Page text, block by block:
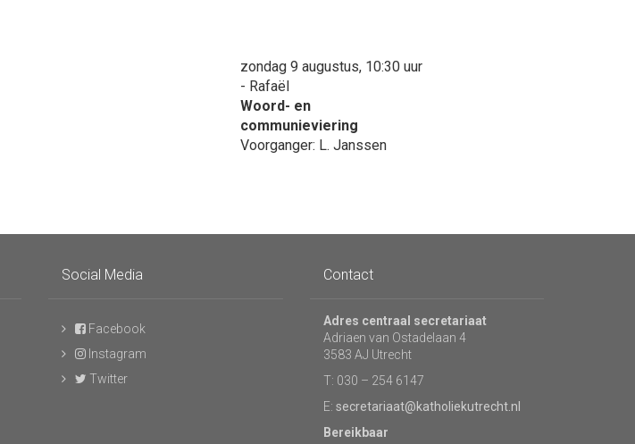
zondag 9 augustus, 10:30 uur
- Rafaël
Woord- en
communieviering
Voorganger: L. Janssen
Social Media
Facebook
Instagram
Twitter
Contact
Adres centraal secretariaat
Adriaen van Ostadelaan 4
3583 AJ Utrecht
T: 030 – 254 6147
E: secretariaat@katholiekutrecht.nl
Bereikbaar